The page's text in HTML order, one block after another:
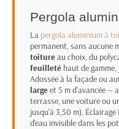
Pergola
La pergola aluminium à
permanent, sans aucune
toitureau choix, du
feuilleté haut de
Adossée à la façade ou
largeet 5 m d'avancée —
terrasse, une voiture ou
jusqu'à 3,50 m).
d'eau invisible dans les